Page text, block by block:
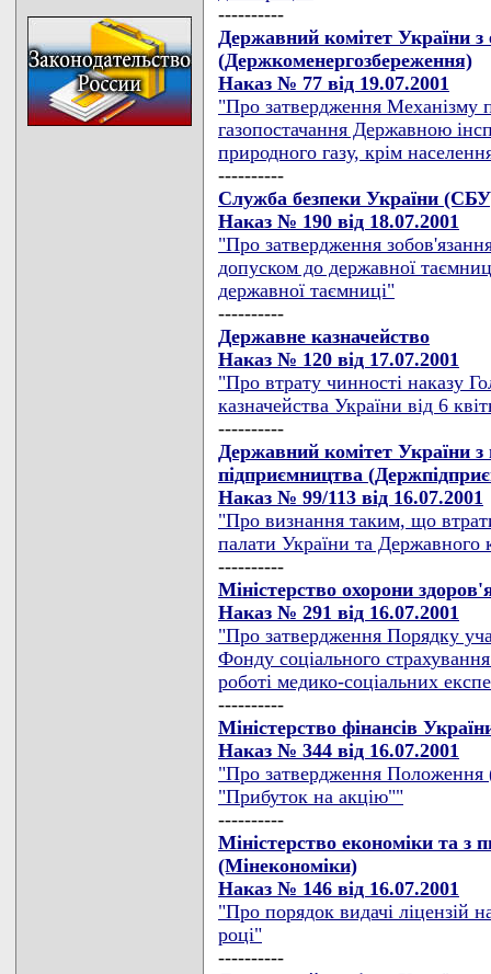
----------
Державний комітет України з
(Держкоменергозбереження)
Наказ № 77 від 19.07.2001
"Про затвердження Механізму
газопостачання Державною
природного газу, крім
----------
Служба безпеки України
Наказ № 190 від 18.07.2001
"Про затвердження
допуском до державної
державної таємниці"
----------
Державне казначейство
Наказ № 120 від 17.07.2001
"Про втрату чинності наказу
казначейства України від 6
----------
Державний комітет України з
підприємництва
Наказ № 99/113 від 16.07.2001
"Про визнання таким, що
палати України та Державного
----------
Міністерство охорони
Наказ № 291 від 16.07.2001
"Про затвердження Порядку
Фонду соціального
роботі медико-соціальних
----------
Міністерство фінансів
Наказ № 344 від 16.07.2001
"Про затвердження Положення
"Прибуток на акцію""
----------
Міністерство економіки та з
(Мінекономіки)
Наказ № 146 від 16.07.2001
"Про порядок видачі ліцензій
році"
----------